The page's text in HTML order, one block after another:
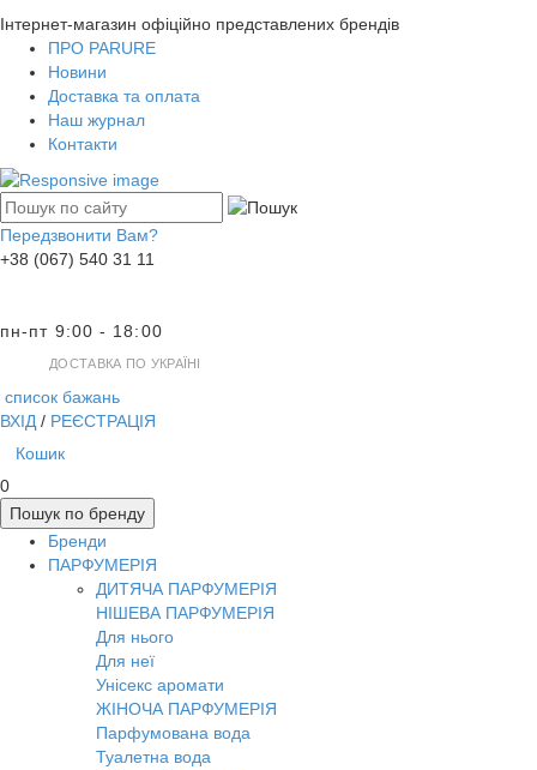
Інтернет-магазин офіційно представлених брендів
ПРО PARURE
Новини
Доставка та оплата
Наш журнал
Контакти
Передзвонити Вам?
+38 (067) 540 31 11
пн-пт 9:00 - 18:00
ДОСТАВКА ПО УКРАЇНІ
список бажань
ВХІД / РЕЄСТРАЦІЯ
Кошик
0
Пошук по бренду
Бренди
ПАРФУМЕРІЯ
ДИТЯЧА ПАРФУМЕРІЯ
НІШЕВА ПАРФУМЕРІЯ
Для нього
Для неї
Унісекс аромати
ЖІНОЧА ПАРФУМЕРІЯ
Парфумована вода
Туалетна вода